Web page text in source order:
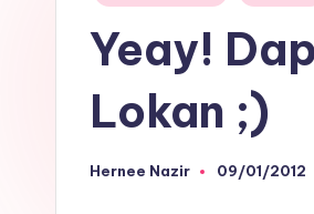
Yeay!
Lokan ;)
Posted
Hernee Nazir 09/01/2012